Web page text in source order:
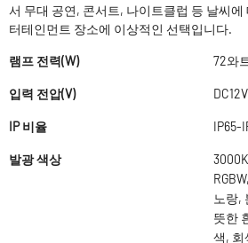
서 무대 공연, 콘서트, 나이트클럽 등 날씨에
터테인먼트 장소에 이상적인 선택입니다.
램프 전력(W) 72와
입력 전압(V)
IP 비율 IP65-
발광 색상
노랑,
뜻한
색, 회